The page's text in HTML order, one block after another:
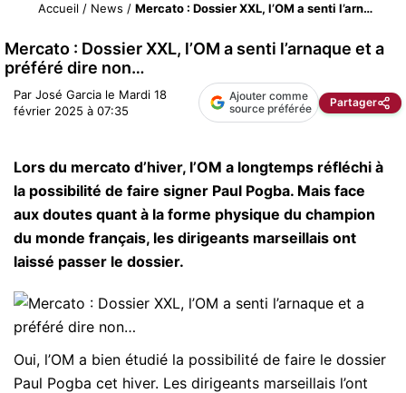
Accueil / News / Mercato : Dossier XXL, l’OM a senti l’arnaque et a préféré dire non…
Mercato : Dossier XXL, l’OM a senti l’arnaque et a
préféré dire non…
Par José Garcia le Mardi 18
février 2025 à 07:35
Ajouter comme
source préférée
Partager
Lors du mercato d’hiver, l’OM a longtemps réfléchi à
la possibilité de faire signer Paul Pogba. Mais face
aux doutes quant à la forme physique du champion
du monde français, les dirigeants marseillais ont
laissé passer le dossier.
Oui, l’OM a bien étudié la possibilité de faire le dossier
Paul Pogba cet hiver. Les dirigeants marseillais l’ont